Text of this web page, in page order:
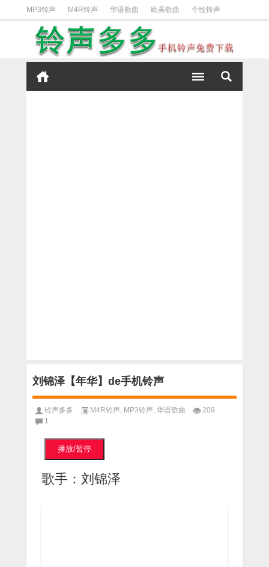
MP3铃声 M4R铃声 华语歌曲 欧美歌曲 个性铃声
日韩歌曲 动漫铃声 DJ铃声 短信铃声
iPhone铃声设置方法
刘锦泽【年华】de手机铃声
铃声多多 M4R铃声 MP3铃声 华语歌曲
209
1
播放/暂停
歌手：刘锦泽